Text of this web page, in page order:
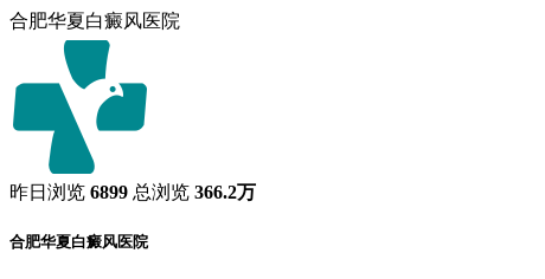
合肥华夏白癜风医院
昨日浏览 6899 总浏览 366.2万
合肥华夏白癜风医院